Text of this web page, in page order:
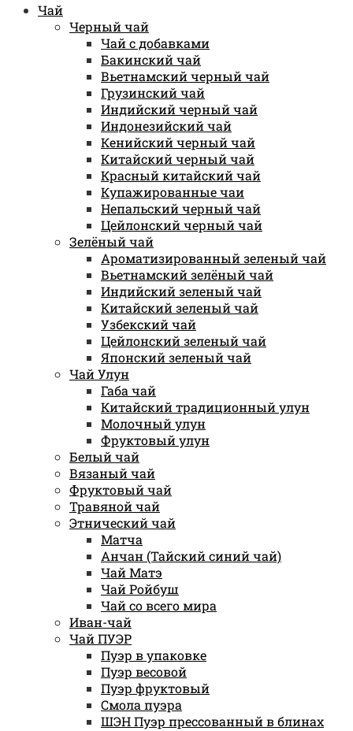
Чай
Черный чай
Чай с добавками
Бакинский чай
Вьетнамский черный чай
Грузинский чай
Индийский черный чай
Индонезийский чай
Кенийский черный чай
Китайский черный чай
Красный китайский чай
Купажированные чаи
Непальский черный чай
Цейлонский черный чай
Зелёный чай
Ароматизированный зеленый чай
Вьетнамский зелёный чай
Индийский зеленый чай
Китайский зеленый чай
Узбекский чай
Цейлонский зеленый чай
Японский зеленый чай
Чай Улун
Габа чай
Китайский традиционный улун
Молочный улун
Фруктовый улун
Белый чай
Вязаный чай
Фруктовый чай
Травяной чай
Этнический чай
Матча
Анчан (Тайский синий чай)
Чай Матэ
Чай Ройбуш
Чай со всего мира
Иван-чай
Чай ПУЭР
Пуэр в упаковке
Пуэр весовой
Пуэр фруктовый
Смола пуэра
ШЭН Пуэр прессованный в блинах